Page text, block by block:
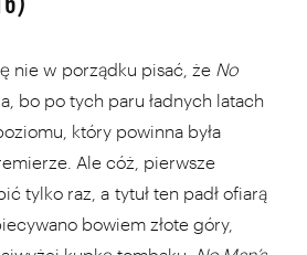
nie w porządku pisać, że No
bo po tych paru ładnych latach
który powinna była
Ale cóż, pierwsze
tylko raz, a tytuł ten padł ofiarą
bowiem złote góry,